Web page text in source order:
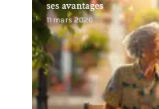
ses avantages
11 mars 2026